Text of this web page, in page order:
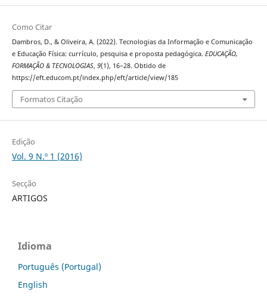
Como Citar
Dambros, D., & Oliveira, A. (2022). Tecnologias da Informação e Comunicação
e Educação Física: currículo, pesquisa e proposta pedagógica. EDUCAÇÃO,
FORMAÇÃO & TECNOLOGIAS, 9(1), 16–28. Obtido de
https://eft.educom.pt/index.php/eft/article/view/185
Formatos Citação
Edição
Vol. 9 N.º 1 (2016)
Secção
ARTIGOS
Idioma
Português (Portugal)
English